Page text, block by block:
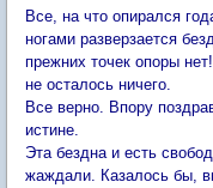
Все, на что опирался
ногами разверзается
прежних точек опоры
не осталось ничего.
Все верно. Впору
истине.
Эта бездна и есть
жаждали. Казалось бы,